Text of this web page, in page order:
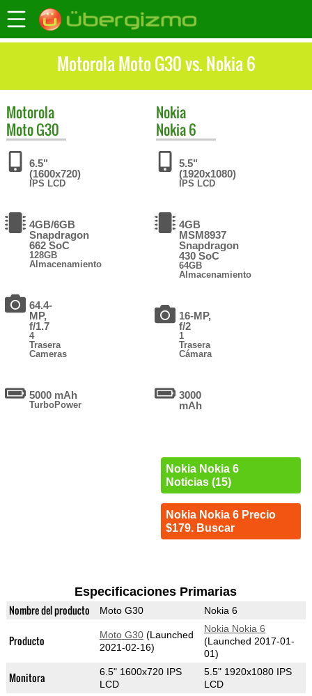
Motorola Moto G30 vs. Nokia 6
Motorola
Moto G30
6.5"
(1600x720)
IPS LCD
4GB/6GB
Snapdragon
662 SoC
128GB
Almacenamiento
64.4-
MP,
f/1.7
4
Trasera
Cameras
5000 mAh
TurboPower
Nokia
Nokia 6
5.5"
(1920x1080)
IPS LCD
4GB
MSM8937
Snapdragon
430 SoC
64GB
Almacenamiento
16-MP,
f/2
1
Trasera
Cámara
3000
mAh
Nokia Nokia 6
Noticias (15)
Nokia Nokia 6 Precio
$179. Buscar
Especificaciones Primarias
Nombre del producto Moto G30 Nokia 6
Producto Moto G30(Launched
2021-02-16)
Nokia Nokia 6
(Launched 2017-01-
01)
Monitora
6.5" 1600x720 IPS
LCD
5.5" 1920x1080 IPS
LCD